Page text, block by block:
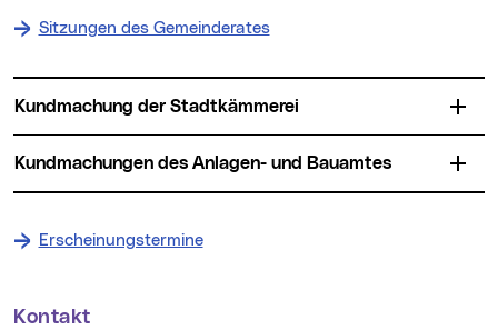
Sitzungen des Gemeinderates
Kundmachung der Stadtkämmerei
Kundmachungen des Anlagen- und Bauamtes
Erscheinungstermine
Weitere Informationen
Kontakt